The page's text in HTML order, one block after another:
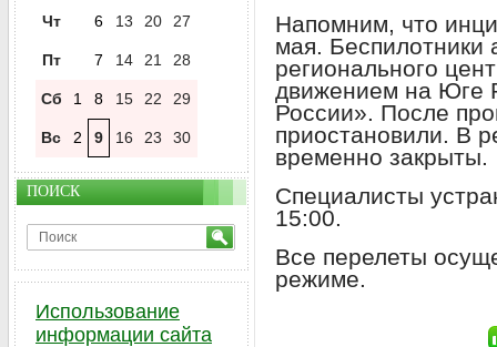
Напомним, что
мая. Беспилотники
регионального
движением на Юге
России». После
приостановили. В
временно закрыты.
Специалисты
15:00.
Все перелеты
режиме.
Чт 6 13 20 27
Пт 7 14 21 28
Сб 1 8 15 22 29
Вс 2 9 16 23 30
ПОИСК
Использование
информации сайта